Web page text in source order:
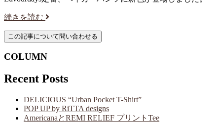
続きを読む
COLUMN
Recent Posts
DELICIOUS “Urban Pocket T-Shirt”
POP UP by RiTTA designs
AmericanaとREMI RELIEF プリントTee